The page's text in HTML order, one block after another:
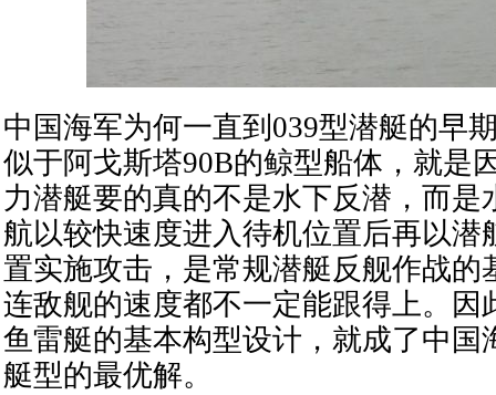
中国海军为何一直到039型潜艇的早
似于阿戈斯塔90B的鲸型船体，就是
力潜艇要的真的不是水下反潜，而是
航以较快速度进入待机位置后再以潜
置实施攻击，是常规潜艇反舰作战的
连敌舰的速度都不一定能跟得上。因
鱼雷艇的基本构型设计，就成了中国
艇型的最优解。